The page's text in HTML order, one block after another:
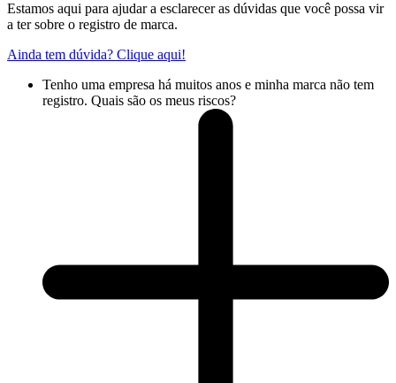
Estamos aqui para ajudar a esclarecer as dúvidas que você possa vir
a ter sobre o registro de marca.
Ainda tem dúvida? Clique aqui!
Tenho uma empresa há muitos anos e minha marca não tem
registro. Quais são os meus riscos?